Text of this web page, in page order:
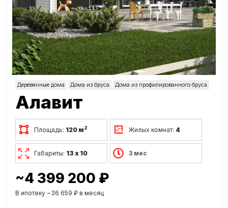
Деревянные дома Дома из бруса Дома из профилированного бруса
Алавит
Площадь: 120 м2 Жилых комнат: 4
Габариты: 13 х 10 3 мес
~4 399 200 ₽
В ипотеку ~36 659 ₽ в месяц